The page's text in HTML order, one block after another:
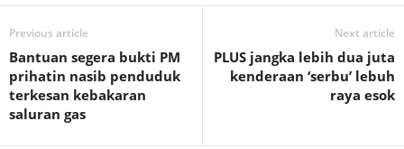
Previous article
Bantuan segera bukti PM
prihatin nasib penduduk
terkesan kebakaran
saluran gas
Next article
PLUS jangka lebih dua juta
kenderaan ‘serbu’ lebuh
raya esok